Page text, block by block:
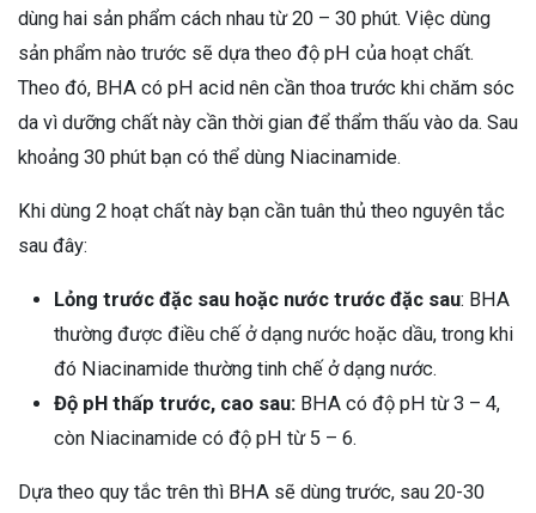
dùng hai sản phẩm cách nhau từ 20 – 30 phút. Việc dùng
sản phẩm nào trước sẽ dựa theo độ pH của hoạt chất.
Theo đó, BHA có pH acid nên cần thoa trước khi chăm sóc
da vì dưỡng chất này cần thời gian để thẩm thấu vào da. Sau
khoảng 30 phút bạn có thể dùng Niacinamide.
Khi dùng 2 hoạt chất này bạn cần tuân thủ theo nguyên tắc
sau đây:
Lỏng trước đặc sau hoặc nước trước đặc sau: BHA
thường được điều chế ở dạng nước hoặc dầu, trong khi
đó Niacinamide thường tinh chế ở dạng nước.
Độ pH thấp trước, cao sau: BHA có độ pH từ 3 – 4,
còn Niacinamide có độ pH từ 5 – 6.
Dựa theo quy tắc trên thì BHA sẽ dùng trước, sau 20-30